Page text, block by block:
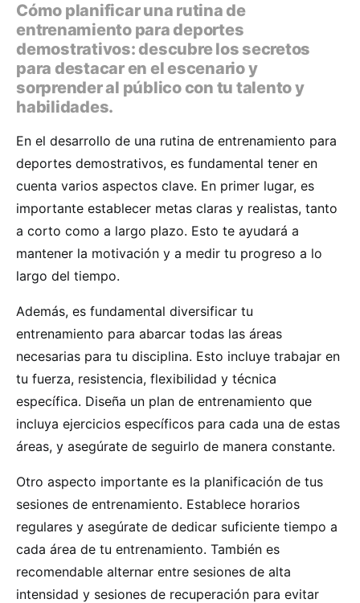
Cómo planificar una rutina de
entrenamiento para deportes
demostrativos: descubre los secretos
para destacar en el escenario y
sorprender al público con tu talento y
habilidades.
En el desarrollo de una rutina de entrenamiento para
deportes demostrativos, es fundamental tener en
cuenta varios aspectos clave. En primer lugar, es
importante establecer metas claras y realistas, tanto
a corto como a largo plazo. Esto te ayudará a
mantener la motivación y a medir tu progreso a lo
largo del tiempo.
Además, es fundamental diversificar tu
entrenamiento para abarcar todas las áreas
necesarias para tu disciplina. Esto incluye trabajar en
tu fuerza, resistencia, flexibilidad y técnica
específica. Diseña un plan de entrenamiento que
incluya ejercicios específicos para cada una de estas
áreas, y asegúrate de seguirlo de manera constante.
Otro aspecto importante es la planificación de tus
sesiones de entrenamiento. Establece horarios
regulares y asegúrate de dedicar suficiente tiempo a
cada área de tu entrenamiento. También es
recomendable alternar entre sesiones de alta
intensidad y sesiones de recuperación para evitar